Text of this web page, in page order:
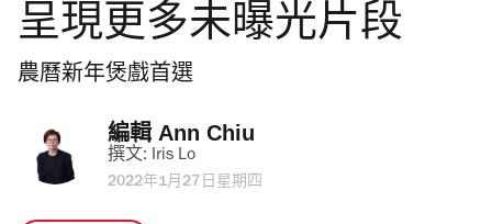
呈現更多未曝光片段
農曆新年煲戲首選
編輯 Ann Chiu
撰文: Iris Lo
2022年1月27日星期四